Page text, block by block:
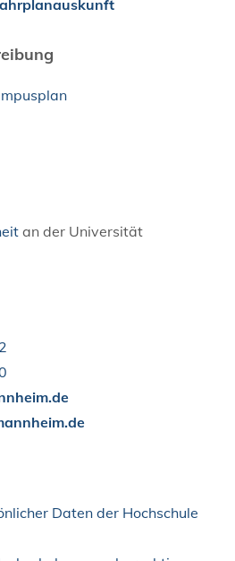
an der Universität
Daten der Hochschule